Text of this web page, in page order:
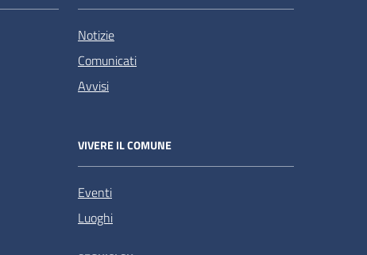
Notizie
Comunicati
Avvisi
VIVERE IL COMUNE
Eventi
Luoghi